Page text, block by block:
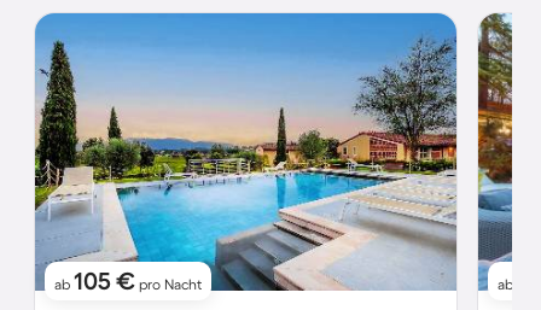
ab 105 € pro Nacht ab